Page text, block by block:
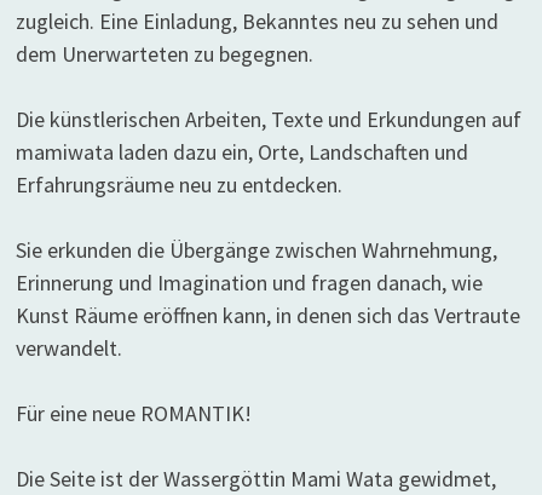
zugleich. Eine Einladung, Bekanntes neu zu sehen und
dem Unerwarteten zu begegnen.
Die künstlerischen Arbeiten, Texte und Erkundungen auf
mamiwata laden dazu ein, Orte, Landschaften und
Erfahrungsräume neu zu entdecken.
Sie erkunden die Übergänge zwischen Wahrnehmung,
Erinnerung und Imagination und fragen danach, wie
Kunst Räume eröffnen kann, in denen sich das Vertraute
verwandelt.
Für eine neue ROMANTIK!
Die Seite ist der Wassergöttin Mami Wata gewidmet,